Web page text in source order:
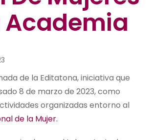
Academia
de la Editatona, iniciativa que
8 de marzo de 2023, como
organizadas entorno al
de la Mujer.